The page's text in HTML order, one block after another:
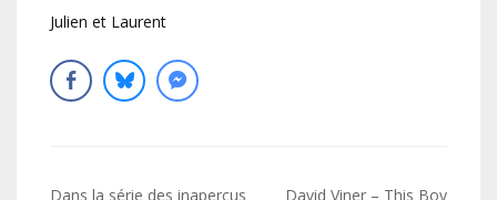
Julien et Laurent
Dans la série des inaperçus
David Viner – This Boy